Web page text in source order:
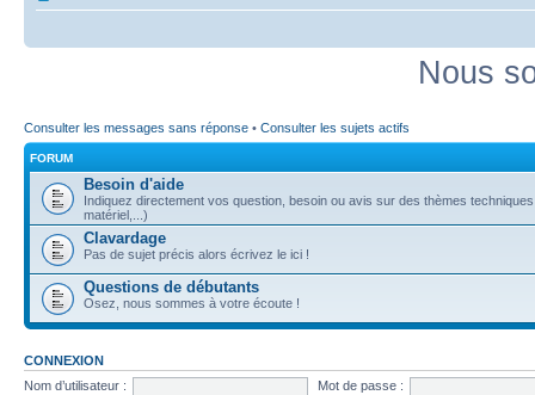
Nous
Consulter les messages sans réponse • Consulter les sujets actifs
FORUM
Besoin d'aide
Indiquez directement vos question, besoin ou avis sur des thèmes
matériel,...)
Clavardage
Pas de sujet précis alors écrivez le ici !
Questions de débutants
Osez, nous sommes à votre écoute !
CONNEXION
Nom d’utilisateur :
Mot de passe :